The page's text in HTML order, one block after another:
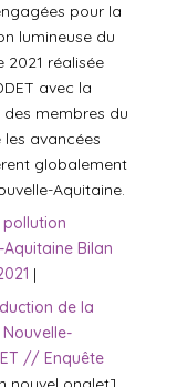
pour la
lumineuse du
2021 réalisée
avec la
membres du
les avancées
globalement
Aquitaine.
Bilan
|
de la
// Enquête